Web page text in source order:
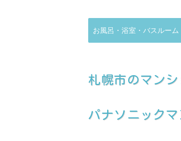
お風呂・浴室・バスルーム
札幌市のマン
パナソニック